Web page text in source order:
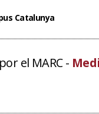
Catalunya
el MARC -